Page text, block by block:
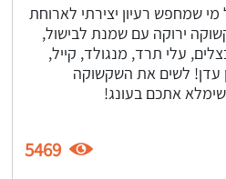
שמחפש רעיון יצירתי לארוחת
ירוקה עם שמנת לבישול,
עלי תרד, מנגולד, קייל,
עדן! לשים את השקשוקה
אתכם בעונג!
5469